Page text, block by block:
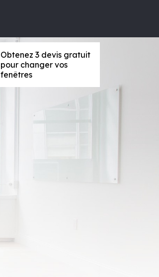
Obtenez 3 devis gratuit
pour changer vos
fenêtres